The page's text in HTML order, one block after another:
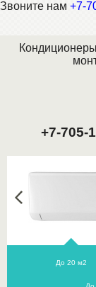
Звоните нам +7-
+7-705-
До 20 м2